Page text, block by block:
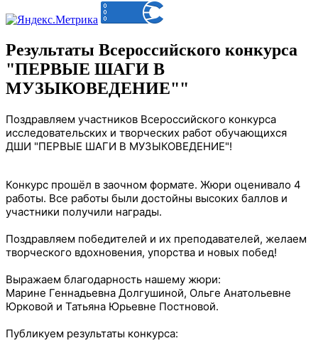
Результаты Всероссийского конкурса
"ПЕРВЫЕ ШАГИ В
МУЗЫКОВЕДЕНИЕ""
Поздравляем участников Всероссийского конкурса
исследовательских и творческих работ обучающихся
ДШИ "ПЕРВЫЕ ШАГИ В МУЗЫКОВЕДЕНИЕ"!
Конкурс прошёл в заочном формате. Жюри оценивало 4
работы. Все работы были достойны высоких баллов и
участники получили награды.
Поздравляем победителей и их преподавателей, желаем
творческого вдохновения, упорства и новых побед!
Выражаем благодарность нашему жюри:
Марине Геннадьевна Долгушиной, Ольге Анатольевне
Юрковой и Татьяна Юрьевне Постновой.
Публикуем результаты конкурса: